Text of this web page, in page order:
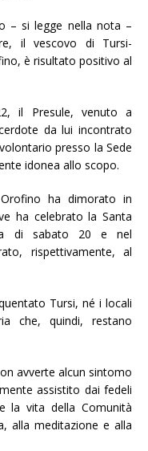
– si legge nella nota –
il vescovo di Tursi-
è risultato positivo al
il Presule, venuto a
da lui incontrato
presso la Sede
idonea allo scopo.
ha dimorato in
ha celebrato la Santa
di sabato 20 e nel
rispettivamente, al
Tursi, né i locali
che, quindi, restano
avverte alcun sintomo
assistito dai fedeli
la vita della Comunità
alla meditazione e alla